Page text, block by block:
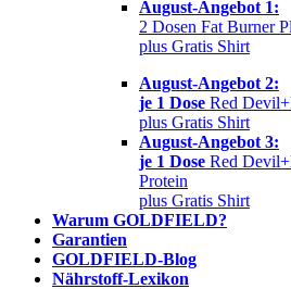
August-Angebot 1:
2 Dosen Fat Burner
plus Gratis Shirt
August-Angebot 2:
je 1 Dose Red
plus Gratis Shirt
August-Angebot 3:
je 1 Dose Red
Protein
plus Gratis Shirt
Warum GOLDFIELD?
Garantien
GOLDFIELD-Blog
Nährstoff-Lexikon